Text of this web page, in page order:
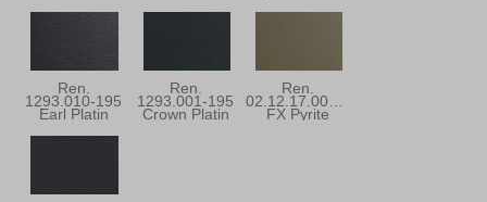
Ren.
1293.010-195
Earl Platin
Ren.
1293.001-195
Crown Platin
Ren.
02.12.17.000001
FX Pyrite